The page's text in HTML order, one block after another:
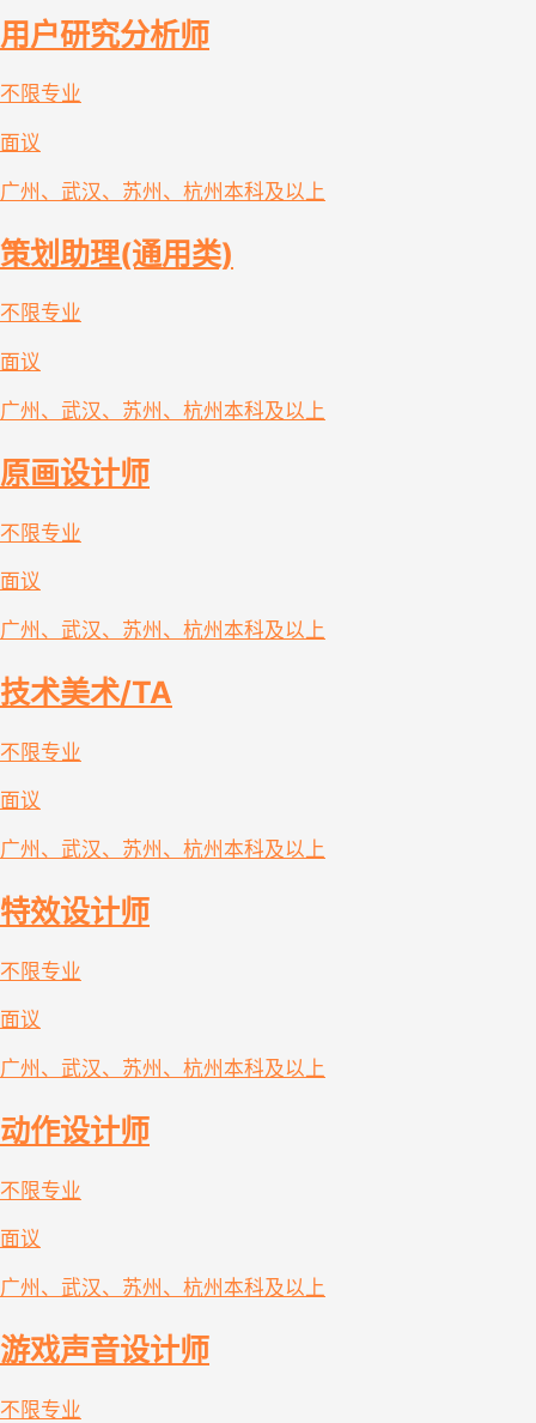
用户研究分析师
不限专业
面议
广州、武汉、苏州、杭州 本科及以上
策划助理(通用类)
不限专业
面议
广州、武汉、苏州、杭州 本科及以上
原画设计师
不限专业
面议
广州、武汉、苏州、杭州 本科及以上
技术美术/TA
不限专业
面议
广州、武汉、苏州、杭州 本科及以上
特效设计师
不限专业
面议
广州、武汉、苏州、杭州 本科及以上
动作设计师
不限专业
面议
广州、武汉、苏州、杭州 本科及以上
游戏声音设计师
不限专业